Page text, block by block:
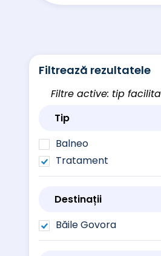
Filtrează rezultatele
Filtre active: tip
Tip
Balneo
Tratament
Destinații
Băile Govora